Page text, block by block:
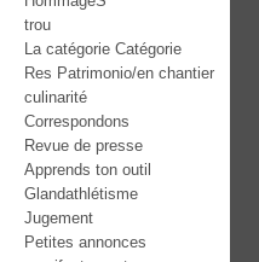
trou
La catégorie Catégorie
Res Patrimonio/en chantier
culinarité
Correspondons
Revue de presse
Apprends ton outil
Glandathlétisme
Jugement
Petites annonces